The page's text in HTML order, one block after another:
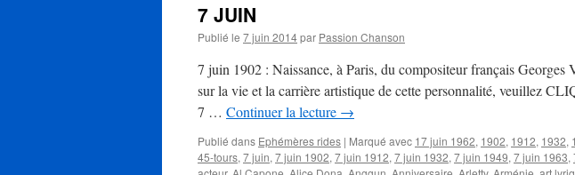
7 JUIN
Publié le 7 juin 2014par Passion Chanson
7 juin 1902 : Naissance, à Paris, du compositeur français
sur la vie et la carrière artistique de cette personnalité, veuillez
7 … Continuer la lecture →
Publié dans Ephémères rides | Marqué avec 17 juin 1962, 1902, 1912, 1932,
45-tours, 7 juin, 7 juin 1902, 7 juin 1912, 7 juin 1932, 7 juin 1949, 7 juin 1963,